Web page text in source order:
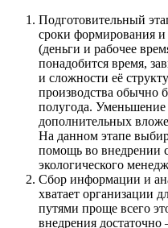
Подготовительный
сроки формирования
(деньги и рабочее
понадобится время,
и сложности её
производства обычно
полугода. Уменьшение
дополнительных
На данном этапе
помощь во внедрении
экологического
Сбор информации и
хватает организации
путями проще всего
внедрения